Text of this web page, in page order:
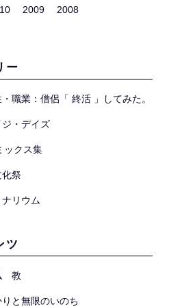
2009 2008
ー
職業：僧侶「 終活 」してみた。
ジ・デイズ
ックス集
化祭
リウム
ツ
教
と無限のいのち